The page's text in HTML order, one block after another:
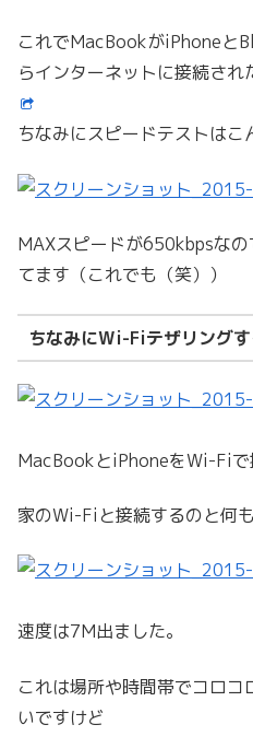
これでMacBookがiPhoneと
らインターネットに接続され
ちなみにスピードテストはこ
MAXスピードが650kbpsな
てます（これでも（笑））
ちなみにWi-Fiテザリングす
MacBookとiPhoneをWi-Fiで
家のWi-Fiと接続するのと何
速度は7M出ました。
これは場所や時間帯でコロ
いですけど